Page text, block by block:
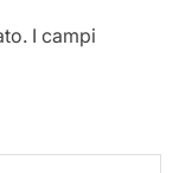
I campi